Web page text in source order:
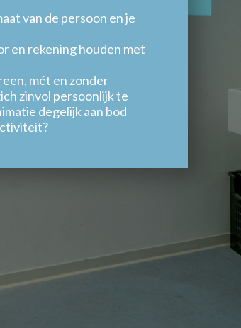
van de persoon en je
en rekening houden met
mét en zonder
zinvol persoonlijk te
degelijk aan bod